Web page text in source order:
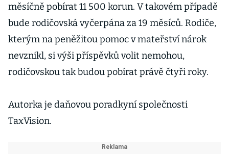
měsíčně pobírat 11 500 korun. V takovém případě
bude rodičovská vyčerpána za 19 měsíců. Rodiče,
kterým na peněžitou pomoc v mateřství nárok
nevznikl, si výši příspěvků volit nemohou,
rodičovskou tak budou pobírat právě čtyři roky.
Autorka je daňovou poradkyní společnosti
TaxVision.